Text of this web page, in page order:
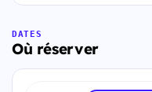
DATES
Où réserver